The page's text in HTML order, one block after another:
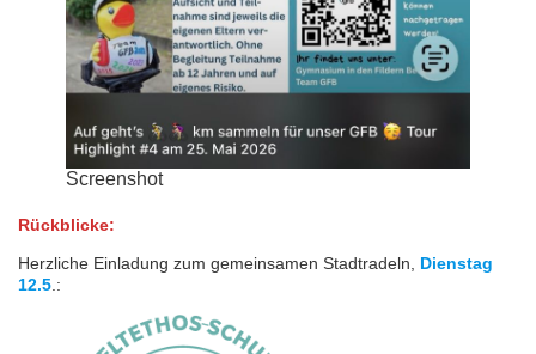
Screenshot
Rückblicke:
Herzliche Einladung zum gemeinsamen Stadtradeln, Dienstag
12.5 .: